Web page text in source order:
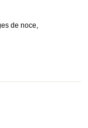
de noce